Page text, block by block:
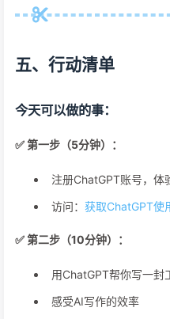
五、行动清单
今天可以做的事：
✅ 第一步（5分钟）：
注册ChatGPT账号，体
访问： 获取ChatGPT使
✅ 第二步（10分钟）：
用ChatGPT帮你写一封
感受AI写作的效率